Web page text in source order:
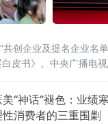
共创企业及提名企业名
皮书》。中央广播电
品工业协会会长刘宜锋
海区
美“神话”褪色：业绩
性消费者的三重围剿